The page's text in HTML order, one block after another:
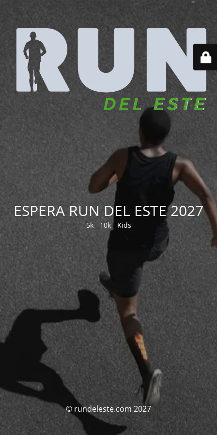
ESPERA RUN DEL ESTE 2027
5k - 10k - Kids
© rundeleste.com 2027